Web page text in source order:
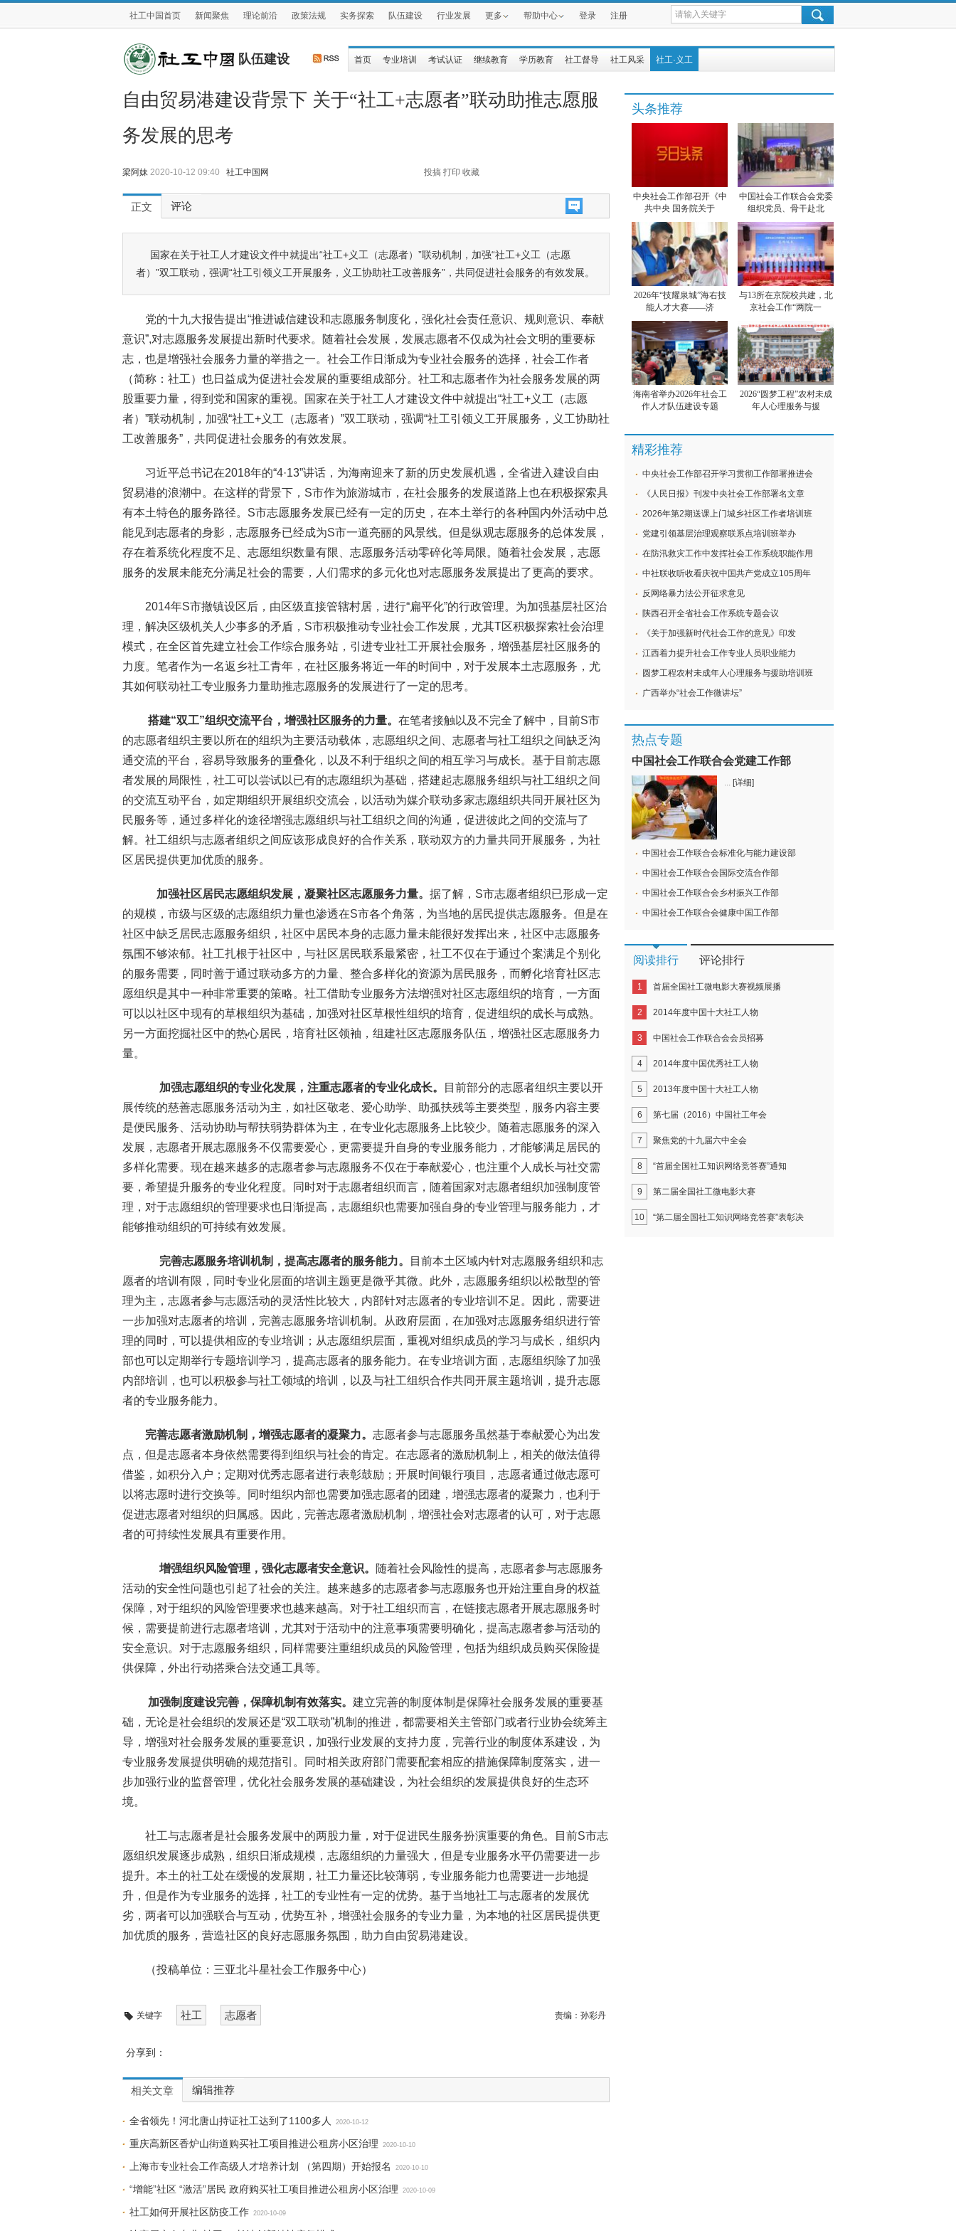
社工中国首页 新闻聚焦 理论前沿 政策法规 实务探索 队伍建设 行业发展 更多 帮助中心 登录 注册
队伍建设 首页 专业培训 考试认证 继续教育 学历教育 社工督导 社工风采 社工·义工
自由贸易港建设背景下 关于“社工+志愿者”联动助推志愿服
务发展的思考
梁阿妹 2020-10-12 09:40 社工中国网 投搞 打印 收藏
正文 评论
国家在关于社工人才建设文件中就提出“社工+义工（志愿者）”联动机制，加强“社工+义工（志愿
者）”双工联动，强调“社工引领义工开展服务，义工协助社工改善服务”，共同促进社会服务的有效发展。
党的十九大报告提出“推进诚信建设和志愿服务制度化，强化社会责任意识、规则意识、奉献
意识”,对志愿服务发展提出新时代要求。随着社会发展，发展志愿者不仅成为社会文明的重要标
志，也是增强社会服务力量的举措之一。社会工作日渐成为专业社会服务的选择，社会工作者
（简称：社工）也日益成为促进社会发展的重要组成部分。社工和志愿者作为社会服务发展的两
股重要力量，得到党和国家的重视。国家在关于社工人才建设文件中就提出“社工+义工（志愿
者）”联动机制，加强“社工+义工（志愿者）”双工联动，强调“社工引领义工开展服务，义工协助社
工改善服务”，共同促进社会服务的有效发展。
习近平总书记在2018年的“4·13”讲话，为海南迎来了新的历史发展机遇，全省进入建设自由
贸易港的浪潮中。在这样的背景下，S市作为旅游城市，在社会服务的发展道路上也在积极探索具
有本土特色的服务路径。S市志愿服务发展已经有一定的历史，在本土举行的各种国内外活动中总
能见到志愿者的身影，志愿服务已经成为S市一道亮丽的风景线。但是纵观志愿服务的总体发展，
存在着系统化程度不足、志愿组织数量有限、志愿服务活动零碎化等局限。随着社会发展，志愿
服务的发展未能充分满足社会的需要，人们需求的多元化也对志愿服务发展提出了更高的要求。
2014年S市撤镇设区后，由区级直接管辖村居，进行“扁平化”的行政管理。为加强基层社区治
理，解决区级机关人少事多的矛盾，S市积极推动专业社会工作发展，尤其T区积极探索社会治理
模式，在全区首先建立社会工作综合服务站，引进专业社工开展社会服务，增强基层社区服务的
力度。笔者作为一名返乡社工青年，在社区服务将近一年的时间中，对于发展本土志愿服务，尤
其如何联动社工专业服务力量助推志愿服务的发展进行了一定的思考。
搭建“双工”组织交流平台，增强社区服务的力量。 在笔者接触以及不完全了解中，目前S市
的志愿者组织主要以所在的组织为主要活动载体，志愿组织之间、志愿者与社工组织之间缺乏沟
通交流的平台，容易导致服务的重叠化，以及不利于组织之间的相互学习与成长。基于目前志愿
者发展的局限性，社工可以尝试以已有的志愿组织为基础，搭建起志愿服务组织与社工组织之间
的交流互动平台，如定期组织开展组织交流会，以活动为媒介联动多家志愿组织共同开展社区为
民服务等，通过多样化的途径增强志愿组织与社工组织之间的沟通，促进彼此之间的交流与了
解。社工组织与志愿者组织之间应该形成良好的合作关系，联动双方的力量共同开展服务，为社
区居民提供更加优质的服务。
加强社区居民志愿组织发展，凝聚社区志愿服务力量。 据了解，S市志愿者组织已形成一定
的规模，市级与区级的志愿组织力量也渗透在S市各个角落，为当地的居民提供志愿服务。但是在
社区中缺乏居民志愿服务组织，社区中居民本身的志愿力量未能很好发挥出来，社区中志愿服务
氛围不够浓郁。社工扎根于社区中，与社区居民联系最紧密，社工不仅在于通过个案满足个别化
的服务需要，同时善于通过联动多方的力量、整合多样化的资源为居民服务，而孵化培育社区志
愿组织是其中一种非常重要的策略。社工借助专业服务方法增强对社区志愿组织的培育，一方面
可以以社区中现有的草根组织为基础，加强对社区草根性组织的培育，促进组织的成长与成熟。
另一方面挖掘社区中的热心居民，培育社区领袖，组建社区志愿服务队伍，增强社区志愿服务力
量。
加强志愿组织的专业化发展，注重志愿者的专业化成长。
目前部分的志愿者组织主要以开
展传统的慈善志愿服务活动为主，如社区敬老、爱心助学、助孤扶残等主要类型，服务内容主要
是便民服务、活动协助与帮扶弱势群体为主，在专业化志愿服务上比较少。随着志愿服务的深入
发展，志愿者开展志愿服务不仅需要爱心，更需要提升自身的专业服务能力，才能够满足居民的
多样化需要。现在越来越多的志愿者参与志愿服务不仅在于奉献爱心，也注重个人成长与社交需
要，希望提升服务的专业化程度。同时对于志愿者组织而言，随着国家对志愿者组织加强制度管
理，对于志愿组织的管理要求也日渐提高，志愿组织也需要加强自身的专业管理与服务能力，才
能够推动组织的可持续有效发展。
完善志愿服务培训机制，提高志愿者的服务能力。
目前本土区域内针对志愿服务组织和志
愿者的培训有限，同时专业化层面的培训主题更是微乎其微。此外，志愿服务组织以松散型的管
理为主，志愿者参与志愿活动的灵活性比较大，内部针对志愿者的专业培训不足。因此，需要进
一步加强对志愿者的培训，完善志愿服务培训机制。从政府层面，在加强对志愿服务组织进行管
理的同时，可以提供相应的专业培训；从志愿组织层面，重视对组织成员的学习与成长，组织内
部也可以定期举行专题培训学习，提高志愿者的服务能力。在专业培训方面，志愿组织除了加强
内部培训，也可以积极参与社工领域的培训，以及与社工组织合作共同开展主题培训，提升志愿
者的专业服务能力。
完善志愿者激励机制，增强志愿者的凝聚力。 志愿者参与志愿服务虽然基于奉献爱心为出发
点，但是志愿者本身依然需要得到组织与社会的肯定。在志愿者的激励机制上，相关的做法值得
借鉴，如积分入户；定期对优秀志愿者进行表彰鼓励；开展时间银行项目，志愿者通过做志愿可
以将志愿时进行交换等。同时组织内部也需要加强志愿者的团建，增强志愿者的凝聚力，也利于
促进志愿者对组织的归属感。因此，完善志愿者激励机制，增强社会对志愿者的认可，对于志愿
者的可持续性发展具有重要作用。
增强组织风险管理，强化志愿者安全意识。
随着社会风险性的提高，志愿者参与志愿服务
活动的安全性问题也引起了社会的关注。越来越多的志愿者参与志愿服务也开始注重自身的权益
保障，对于组织的风险管理要求也越来越高。对于社工组织而言，在链接志愿者开展志愿服务时
候，需要提前进行志愿者培训，尤其对于活动中的注意事项需要明确化，提高志愿者参与活动的
安全意识。对于志愿服务组织，同样需要注重组织成员的风险管理，包括为组织成员购买保险提
供保障，外出行动搭乘合法交通工具等。
加强制度建设完善，保障机制有效落实。 建立完善的制度体制是保障社会服务发展的重要基
础，无论是社会组织的发展还是“双工联动”机制的推进，都需要相关主管部门或者行业协会统筹主
导，增强对社会服务发展的重要意识，加强行业发展的支持力度，完善行业的制度体系建设，为
专业服务发展提供明确的规范指引。同时相关政府部门需要配套相应的措施保障制度落实，进一
步加强行业的监督管理，优化社会服务发展的基础建设，为社会组织的发展提供良好的生态环
境。
社工与志愿者是社会服务发展中的两股力量，对于促进民生服务扮演重要的角色。目前S市志
愿组织发展逐步成熟，组织日渐成规模，志愿组织的力量强大，但是专业服务水平仍需要进一步
提升。本土的社工处在缓慢的发展期，社工力量还比较薄弱，专业服务能力也需要进一步地提
升，但是作为专业服务的选择，社工的专业性有一定的优势。基于当地社工与志愿者的发展优
劣，两者可以加强联合与互动，优势互补，增强社会服务的专业力量，为本地的社区居民提供更
加优质的服务，营造社区的良好志愿服务氛围，助力自由贸易港建设。
（投稿单位：三亚北斗星社会工作服务中心）
关键字 社工 志愿者 责编： 孙彩丹
分享到：
相关文章 编辑推荐
全省领先！河北唐山持证社工达到了1100多人 2020-10-12
重庆高新区香炉山街道购买社工项目推进公租房小区治理 2020-10-10
上海市专业社会工作高级人才培养计划 （第四期）开始报名 2020-10-10
“增能”社区 “激活”居民 政府购买社工项目推进公租房小区治理 2020-10-09
社工如何开展社区防疫工作 2020-10-09
头条推荐
中央社会工作部召开《中
共中央 国务院关于
中国社会工作联合会党委
组织党员、骨干赴北
2026年“技耀泉城”海右技
能人才大赛——济
与13所在京院校共建，北
京社会工作“两院一
海南省举办2026年社会工
作人才队伍建设专题
2026“圆梦工程”农村未成
年人心理服务与援
精彩推荐
中央社会工作部召开学习贯彻工作部署推进会
《人民日报》刊发中央社会工作部署名文章
2026年第2期送课上门城乡社区工作者培训班
党建引领基层治理观察联系点培训班举办
在防汛救灾工作中发挥社会工作系统职能作用
中社联收听收看庆祝中国共产党成立105周年
反网络暴力法公开征求意见
陕西召开全省社会工作系统专题会议
《关于加强新时代社会工作的意见》印发
江西着力提升社会工作专业人员职业能力
圆梦工程农村未成年人心理服务与援助培训班
广西举办“社会工作微讲坛”
热点专题
中国社会工作联合会党建工作部
... [详细]
中国社会工作联合会标准化与能力建设部
中国社会工作联合会国际交流合作部
中国社会工作联合会乡村振兴工作部
中国社会工作联合会健康中国工作部
阅读排行 评论排行
1 首届全国社工微电影大赛视频展播
2 2014年度中国十大社工人物
3 中国社会工作联合会会员招募
4 2014年度中国优秀社工人物
5 2013年度中国十大社工人物
6 第七届（2016）中国社工年会
7 聚焦党的十九届六中全会
8 “首届全国社工知识网络竞答赛”通知
9 第二届全国社工微电影大赛
10 “第二届全国社工知识网络竞答赛”表彰决